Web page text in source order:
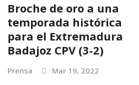
Broche de oro a una
temporada histórica
para el Extremadura
Badajoz CPV (3-2)
Prensa Mar 19, 2022